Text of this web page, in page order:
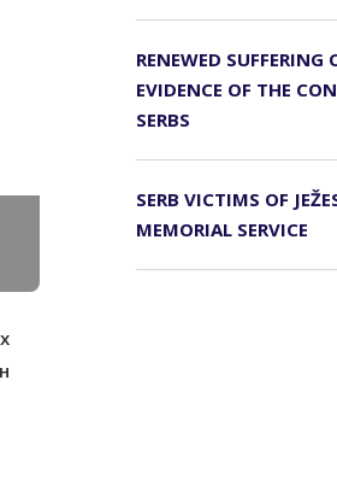
RENEWED
EVIDENCE OF THE
SERBS
SERB VICTIMS OF
MEMORIAL SERVICE